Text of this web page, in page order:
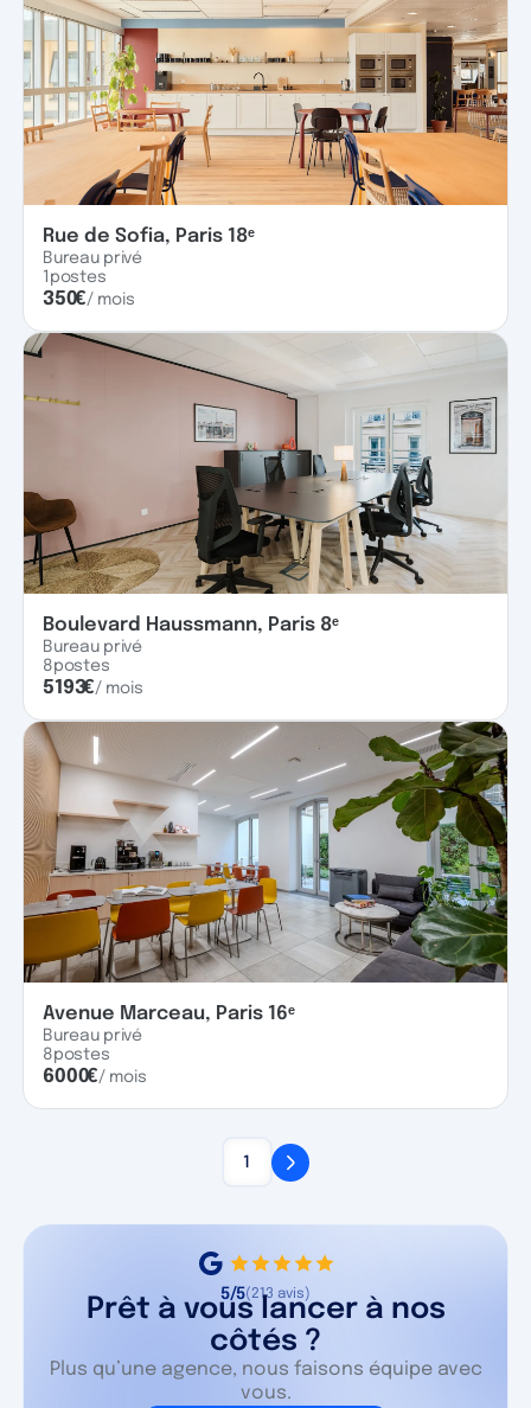
Rue de Sofia, Paris 18ᵉ
Bureau privé
1 postes
350€/ mois
Boulevard Haussmann, Paris 8ᵉ
Bureau privé
8postes
5193€/ mois
Avenue Marceau, Paris 16ᵉ
Bureau privé
8postes
6000€/ mois
1
5/5(213 avis)
Prêt à vous lancer à nos
côtés ?
Plus qu’une agence, nous faisons équipe avec
vous.